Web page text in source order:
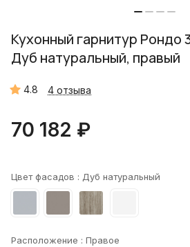
Кухонный гарнитур Рондо
Дуб натуральный, правый
4.8 4 отзыва
70 182 ₽
Цвет фасадов : Дуб натуральный
Расположение : Правое